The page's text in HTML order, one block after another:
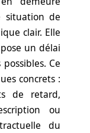
situation de
clair. Elle
un délai
Ce
concrets :
de retard,
ou
du